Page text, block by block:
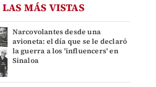
LAS MÁS VISTAS
Narcovolantes desde una
avioneta: el día que se le declaró
la guerra a los 'influencers' en
Sinaloa